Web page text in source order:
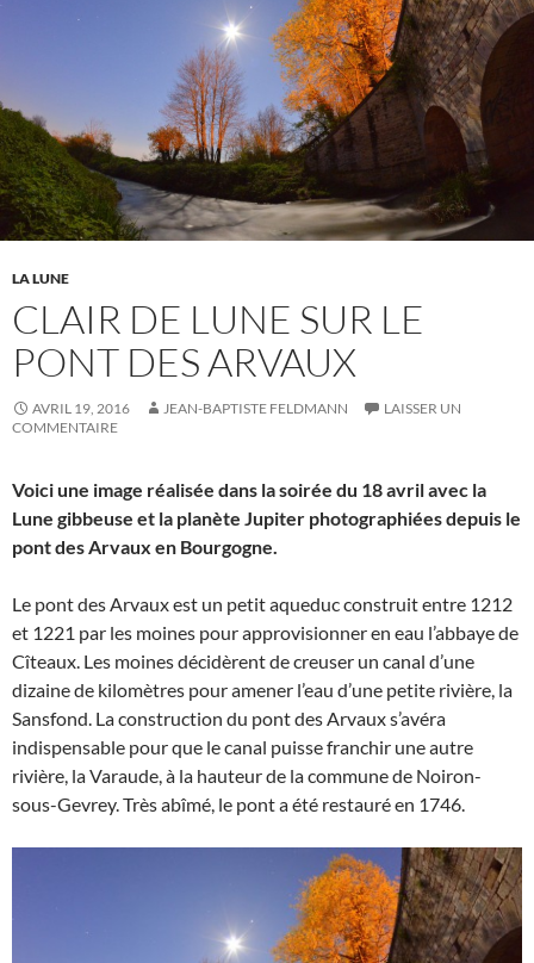
LA LUNE
CLAIR DE LUNE SUR LE
PONT DES ARVAUX
AVRIL 19, 2016 JEAN-BAPTISTE FELDMANN
LAISSER UN
COMMENTAIRE
Voici une image réalisée dans la soirée du 18 avril avec la
Lune gibbeuse et la planète Jupiter photographiées depuis le
pont des Arvaux en Bourgogne.
Le pont des Arvaux est un petit aqueduc construit entre 1212
et 1221 par les moines pour approvisionner en eau l’abbaye de
Cîteaux. Les moines décidèrent de creuser un canal d’une
dizaine de kilomètres pour amener l’eau d’une petite rivière, la
Sansfond. La construction du pont des Arvaux s’avéra
indispensable pour que le canal puisse franchir une autre
rivière, la Varaude, à la hauteur de la commune de Noiron-
sous-Gevrey. Très abîmé, le pont a été restauré en 1746.